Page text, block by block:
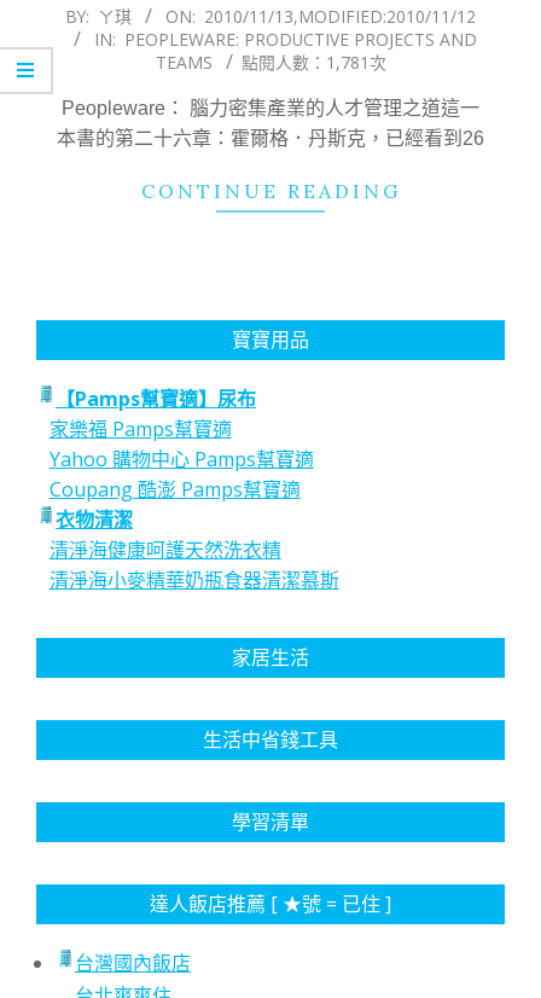
2010-
11-
BY: ㄚ琪 ON: 2010/11/13,MODIFIED:2010/11/12
IN: PEOPLEWARE: PRODUCTIVE PROJECTS AND
TEAMS
點閱人數：1,781次
Peopleware： 腦力密集產業的人才管理之道這一
本書的第二十六章：霍爾格．丹斯克，已經看到26
CONTINUE READING
寶寶用品
【Pamps幫寶適】尿布
家樂福 Pamps幫寶適
Yahoo 購物中心 Pamps幫寶適
Coupang 酷澎 Pamps幫寶適
衣物清潔
清淨海健康呵護天然洗衣精
清淨海小麥精華奶瓶食器清潔慕斯
家居生活
生活中省錢工具
學習清單
達人飯店推薦 [ ★號 = 已住 ]
台灣國內飯店